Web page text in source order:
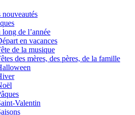
long de l’année
en vacances
de la musique
des mères, des pères, de la famille
Valentin